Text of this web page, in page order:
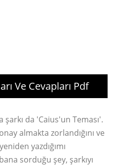
Ve Cevapları Pdf
da 'Caius'un Teması'.
almakta zorlandığını ve
yazdığımı
sorduğu şey, şarkıyı